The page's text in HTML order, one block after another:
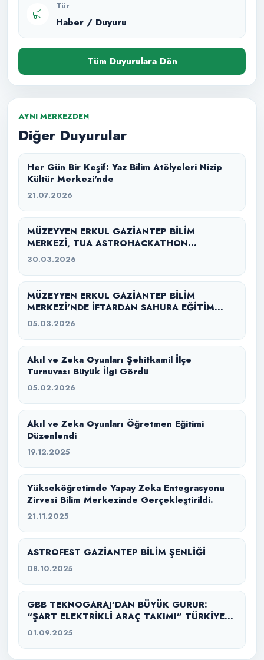
Tür
Haber / Duyuru
Tüm Duyurulara Dön
AYNI MERKEZDEN
Diğer Duyurular
Her Gün Bir Keşif: Yaz Bilim Atölyeleri Nizip
Kültür Merkezi'nde
21.07.2026
MÜZEYYEN ERKUL GAZİANTEP BİLİM
MERKEZİ, TUA ASTROHACKATHON
GAZİANTEP 2026’YA EV SAHİPLİĞİ YAPTI
30.03.2026
MÜZEYYEN ERKUL GAZİANTEP BİLİM
MERKEZİ’NDE İFTARDAN SAHURA EĞİTİM
SEFERBERLİĞİ
05.03.2026
Akıl ve Zeka Oyunları Şehitkamil İlçe
Turnuvası Büyük İlgi Gördü
05.02.2026
Akıl ve Zeka Oyunları Öğretmen Eğitimi
Düzenlendi
19.12.2025
Yükseköğretimde Yapay Zeka Entegrasyonu
Zirvesi Bilim Merkezinde Gerçekleştirildi.
21.11.2025
ASTROFEST GAZİANTEP BİLİM ŞENLİĞİ
08.10.2025
GBB TEKNOGARAJ’DAN BÜYÜK GURUR:
“ŞART ELEKTRİKLİ ARAÇ TAKIMI” TÜRKİYE
ŞAMPİYONU
01.09.2025